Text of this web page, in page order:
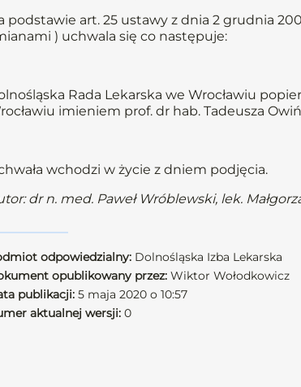
podstawie art. 25 ustawy z dnia 2 grudnia
) uchwala się co następuje:
Rada Lekarska we Wrocławiu
imieniem prof. dr hab. Tadeusza
wchodzi w życie z dniem podjęcia.
dr n. med. Paweł Wróblewski, lek.
odpowiedzialny: Dolnośląska Izba Lekarska
opublikowany przez: Wiktor Wołodkowicz
publikacji: 5 maja 2020 o 10:57
aktualnej wersji: 0